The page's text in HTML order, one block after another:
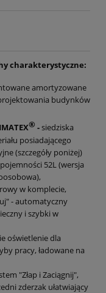
charakterystyczne:
amortyzowane
budynków
® -siedziska
posiadającego
(szczegóły poniżej)
52L (wersja
w komplecie,
- automatyczny
i szybki w
oświetlenie dla
pracy, ładowane na
"Złap i Zaciągnij",
zderzak ułatwiający